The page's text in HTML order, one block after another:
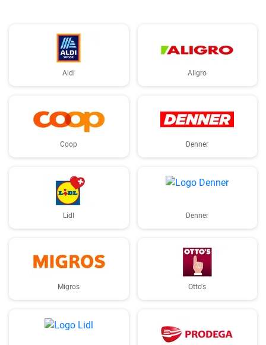
Aldi Aligro
Coop Denner
Lidl Denner
Migros Otto's